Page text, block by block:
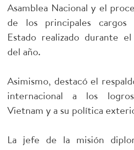
Asamblea Nacional y el
de los principales
Estado realizado durante
del año.
Asimismo, destacó el
internacional a los
Vietnam y a su política
La jefe de la misión